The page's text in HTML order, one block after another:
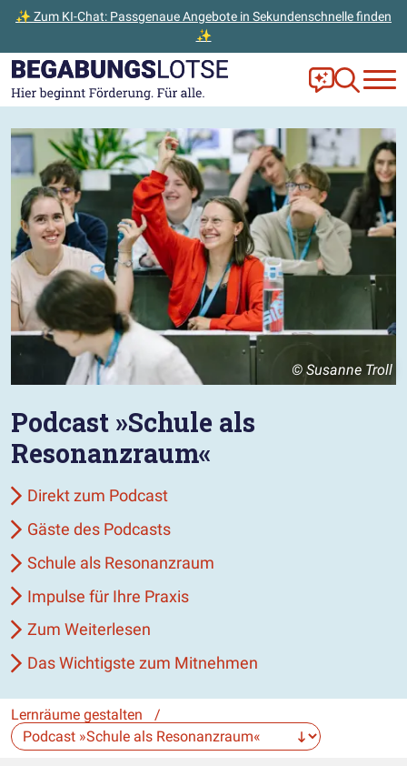
✨ Zum KI-Chat: Passgenaue Angebote in Sekundenschnelle finden
✨
Zum Hauptinhalt der Seite springen
Zur Startseite gehen Frag Ella!
Zur
Podcast »Schule als
Resonanzraum«
Direkt zum Podcast
Gäste des Podcasts
Schule als Resonanzraum
Impulse für Ihre Praxis
Zum Weiterlesen
Das Wichtigste zum Mitnehmen
© Susanne Troll
Lernräume gestalten /
Die Auswahl navigiert direkt zur gewählten Seite.